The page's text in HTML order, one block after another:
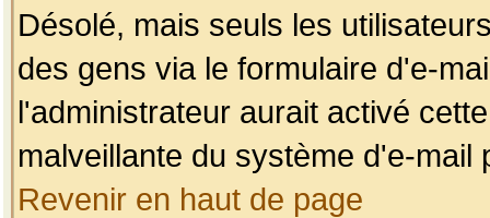
Désolé, mais seuls les
des gens via le formulaire d'e-
l'administrateur aurait activé
malveillante du système d'e-
Revenir en haut de page